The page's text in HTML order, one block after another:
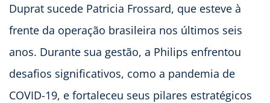
Duprat sucede Patricia Frossard, que esteve à
frente da operação brasileira nos últimos seis
anos. Durante sua gestão, a Philips enfrentou
desafios significativos, como a pandemia de
COVID-19, e fortaleceu seus pilares estratégicos